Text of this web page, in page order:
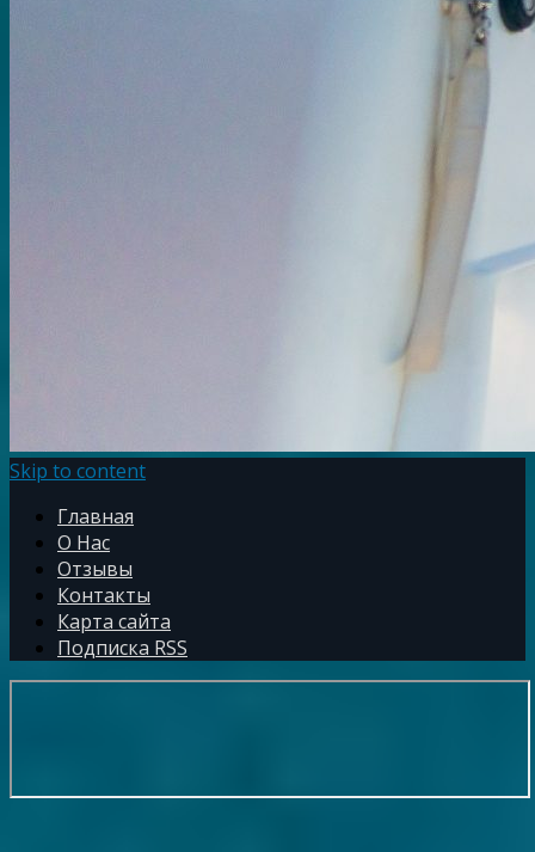
Skip to content
Главная
О Нас
Отзывы
Контакты
Карта сайта
Подписка RSS